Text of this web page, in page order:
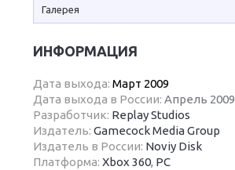
Галерея
ИНФОРМАЦИЯ
Дата выхода: Март 2009
Дата выхода в России: Апрель 2009
Разработчик: Replay Studios
Издатель: Gamecock Media Group
Издатель в России: Noviy Disk
Платформа: Xbox 360, PC